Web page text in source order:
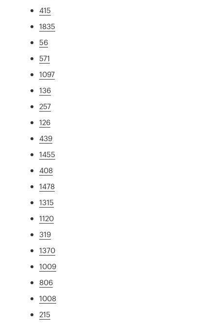
415
1835
56
571
1097
136
257
126
439
1455
408
1478
1315
1120
319
1370
1009
806
1008
215